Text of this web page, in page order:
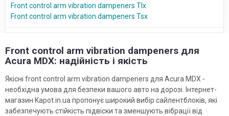
Front control arm vibration dampeners Tlx
Front control arm vibration dampeners Tsx
Front control arm vibration dampeners для
Acura MDX: надійність і якість
Якісні front control arm vibration dampeners для Acura MDX -
необхідна умова для безпеки вашого авто на дорозі. Інтернет-
магазин Kapot.in.ua пропонує широкий вибір сайлентблоків, які
забезпечують стійкість підвіски та зменшують вібрації від